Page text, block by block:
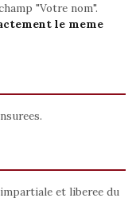
"Votre nom".
le meme
et liberee du